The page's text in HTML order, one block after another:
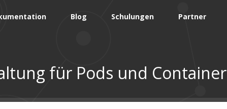
Blog Schulungen Partner
für Pods und Container